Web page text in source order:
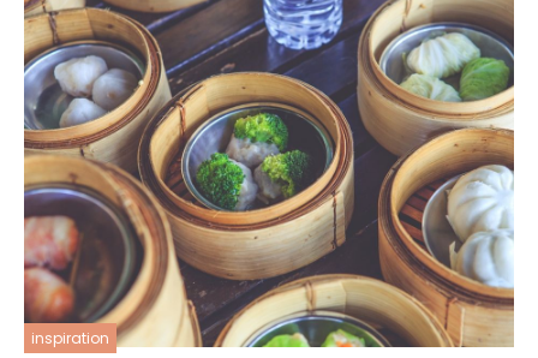
inspiration